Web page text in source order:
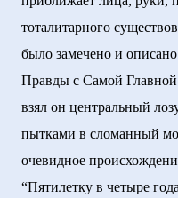
тоталитарного
было замечено и
Правды с Самой Главной
взял он центральный
пытками в сломанный
очевидное
“Пятилетку в четыре